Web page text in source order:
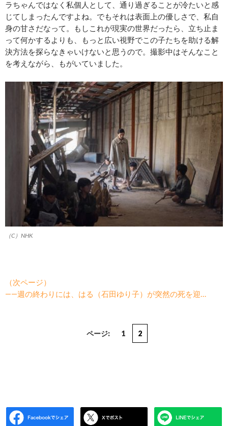
ラちゃんではなく私個人として、通り過ぎることが冷たいと感
じてしまったんですよね。でもそれは表面上の優しさで、私自
身の甘さだなって。もしこれが現実の世界だったら、立ち止ま
って何かするよりも、もっと広い視野でこの子たちを助ける解
決方法を探らなきゃいけないと思うので。撮影中はそんなこと
を考えながら、もがいていました。
（C）NHK
（次ページ）
――週の終わりには、はる（石田ゆり子）が突然の死を迎…
ページ: 1 2